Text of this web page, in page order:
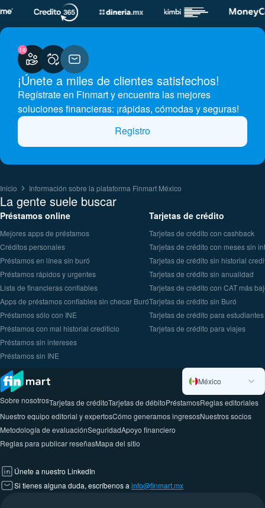
18
¡Únete a miles de clientes satisfechos!
Regístrate en Finmart y encuentra las mejores
soluciones financieras: ¡rápidas, cómodas y seguras!
Registro
Inicio Información sobre la plataforma Finmart México
La gente suele buscar
Préstamos online
Mejores apps de préstamos
Créditos personales
Préstamos en línea sin buró
Préstamos rápidos y urgentes
Lista de financieras confiables
Apps de préstamos confiables sin checar Buró
Préstamos sólo con INE
Préstamos con mal historial crediticio
Préstamos sin intereses
Préstamos sin INE
Tarjetas de crédito
Tarjetas de crédito con cashback
Tarjetas de crédito con meses sin
Tarjetas de crédito sin historial
Tarjetas de crédito sin anualidad
Tarjetas de crédito con CAT más
Tarjetas de crédito sin Buró
Tarjetas de crédito para estudiantes
Tarjetas de crédito para viajes
México
Sobre nosotrosTarjetas de créditoTarjetas de débitoPréstamosReglas editoriales
Nuestro equipo editorial y expertosCómo generamos ingresosNuestros socios
Metodología de evaluaciónSeguridadApoyo financiero
Reglas para publicar reseñasMapa del sitio
Únete a nuestro LinkedIn
Si tienes alguna duda, escríbenos a info@finmart.mx